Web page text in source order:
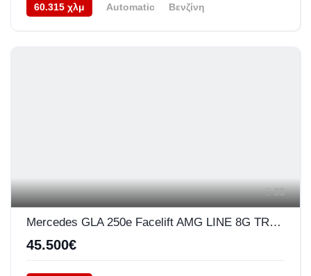
60.315 χλμ Automatic
Βενζίνη
33
Mercedes GLA 250e Facelift AMG LINE 8G TRONIC
45.500€